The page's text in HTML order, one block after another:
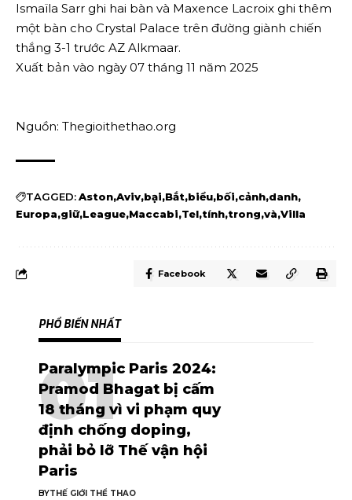
Ismaïla Sarr ghi hai bàn và Maxence Lacroix ghi thêm
một bàn cho Crystal Palace trên đường giành chiến
thắng 3-1 trước AZ Alkmaar.
Xuất bản vào ngày 07 tháng 11 năm 2025
Nguồn: Thegioithethao.org
TAGGED:Aston Aviv bại Bắt biểu bối cảnh danh
Europa giữ League Maccabi Tel tính trong và Villa
Facebook
PHỔ BIẾN NHẤT
Paralympic Paris 2024:
Pramod Bhagat bị cấm
18 tháng vì vi phạm quy
định chống doping,
phải bỏ lỡ Thế vận hội
Paris
BYTHẾ GIỚI THỂ THAO